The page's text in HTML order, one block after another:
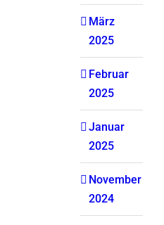
März
2025
Februar
2025
Januar
2025
November
2024